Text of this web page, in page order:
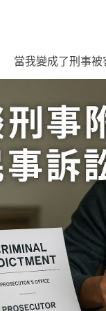
當我變成了刑事